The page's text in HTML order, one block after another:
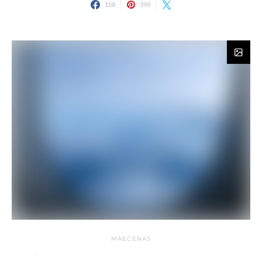
158 399
MAECENAS